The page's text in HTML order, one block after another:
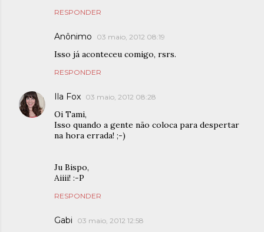
RESPONDER
Anônimo 03 maio, 2012 08:19
Isso já aconteceu comigo, rsrs.
RESPONDER
Ila Fox 03 maio, 2012 08:28
Oi Tami,
Isso quando a gente não coloca para despertar
na hora errada! ;-)
Ju Bispo,
Aiiii! :-P
RESPONDER
Gabi 03 maio, 2012 12:58